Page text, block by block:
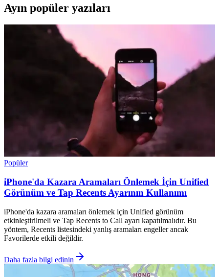
Ayın popüler yazıları
Popüler
iPhone'da Kazara Aramaları Önlemek İçin Unified
Görünüm ve Tap Recents Ayarının Kullanımı
iPhone'da kazara aramaları önlemek için Unified görünüm
etkinleştirilmeli ve Tap Recents to Call ayarı kapatılmalıdır. Bu
yöntem, Recents listesindeki yanlış aramaları engeller ancak
Favorilerde etkili değildir.
Daha fazla bilgi edinin